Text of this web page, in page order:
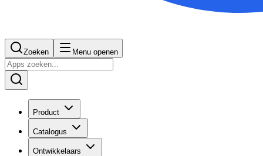
Zoeken Menu openen
Product
Catalogus
Ontwikkelaars